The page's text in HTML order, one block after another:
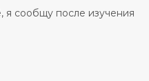
я сообщу после изучения